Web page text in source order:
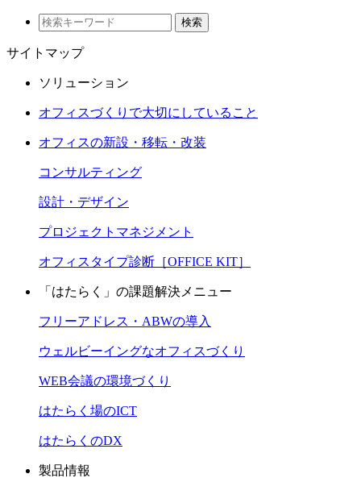
検索
サイトマップ
ソリューション
オフィスづくりで大切にしていること
オフィスの新設・移転・改装
コンサルティング
設計・デザイン
プロジェクトマネジメント
オフィスタイプ診断［OFFICE KIT］
「はたらく」の課題解決メニュー
フリーアドレス・ABWの導入
ウェルビーイングなオフィスづくり
WEB会議の環境づくり
はたらく場のICT
はたらくのDX
製品情報